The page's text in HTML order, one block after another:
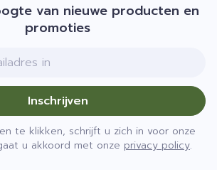
van nieuwe producten en
promoties
Inschrijven
te klikken, schrijft u zich in voor onze
u akkoord met onze privacy policy.